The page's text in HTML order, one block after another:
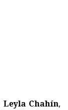
Leyla Chahín,